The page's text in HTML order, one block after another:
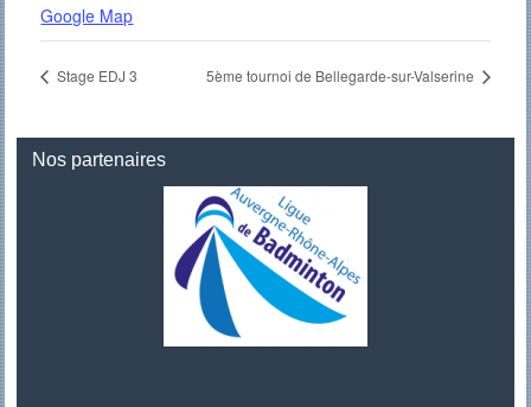
Google Map
Stage EDJ 3 5ème tournoi de Bellegarde-sur-Valserine
Nos partenaires